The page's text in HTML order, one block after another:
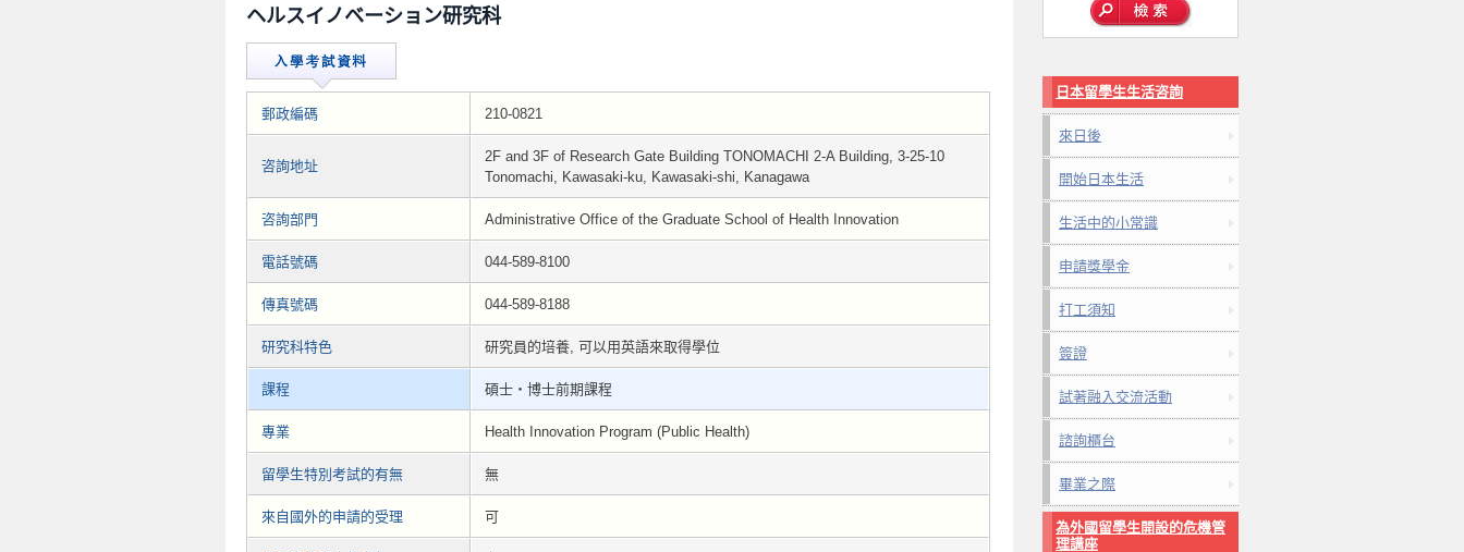
ヘルスイノベーション研究科
郵政編碼 210-0821
咨詢地址
2F and 3F of Research Gate Building TONOMACHI 2-A Building, 3-25-10
Tonomachi, Kawasaki-ku, Kawasaki-shi, Kanagawa
咨詢部門 Administrative Office of the Graduate School of Health Innovation
電話號碼 044-589-8100
傳真號碼 044-589-8188
研究科特色 研究員的培養, 可以用英語來取得學位
課程 碩士・博士前期課程
專業 Health Innovation Program (Public Health)
留學生特別考試的有無 無
來自國外的申請的受理 可
日本留學生生活咨詢
來日後
開始日本生活
生活中的小常識
申請獎學金
打工須知
簽證
試著融入交流活動
諮詢櫃台
畢業之際
為外國留學生開設的危機管
理講座